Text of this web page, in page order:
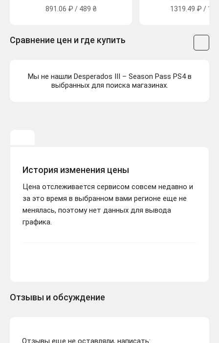
891.06 ₽ / 489 ₴ 1319.49 ₽ /
Сравнение цен и где купить
Мы не нашли Desperados III – Season Pass PS4 в
выбранных для поиска магазинах.
История изменения цены
Цена отслеживается сервисом совсем недавно и
за это время в выбранном вами регионе еще не
менялась, поэтому нет данных для вывода
графика.
Отзывы и обсуждение
Отзывы еще не оставляли, написать: